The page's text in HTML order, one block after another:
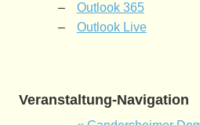
Outlook 365
Outlook Live
Veranstaltung-Navigation